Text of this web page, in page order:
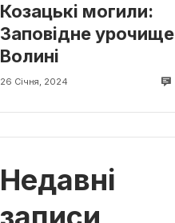
Козацькі могили:
Заповідне урочище
Волині
26 Січня, 2024
Недавні